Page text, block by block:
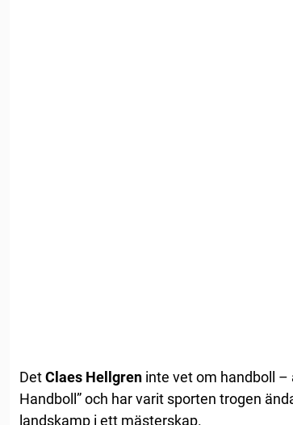
DetClaes Hellgren inte vet om handboll –
Handboll” och har varit sporten trogen
landskamp i ett mästerskap.